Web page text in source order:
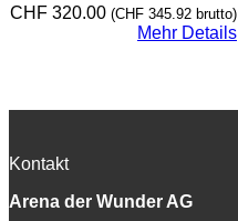
CHF320.00 (CHF345.92brutto)
Mehr Details
Kontakt
Arena der Wunder AG